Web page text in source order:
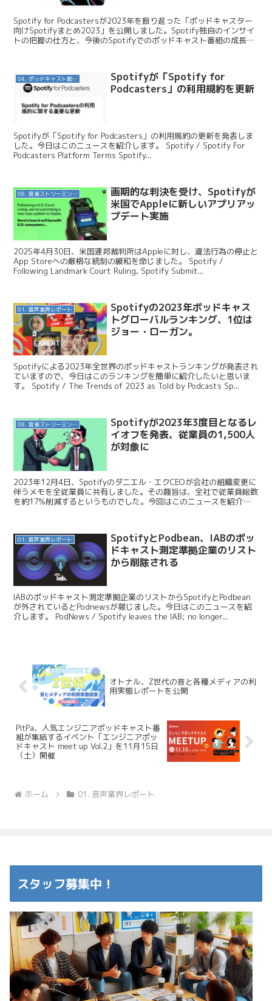
Spotify for Podcastersが2023年を振り返った「ポッドキャスター
向けSpotifyまとめ2023」を公開しました。Spotify独自のインサイ
トの把握の仕方と、今後のSpotifyでのポッドキャスト番組の成長を
04. ポッドキャスト配信・制作等
Spotifyが「Spotify for
Podcasters」の利用規約を更新
Spotifyが「Spotify for Podcasters」の利用規約の更新を発表しま
した。今日はこのニュースを紹介します。 Spotify / Spotify For
Podcasters Platform Terms Spotify...
08. 音楽ストリーミングサービス
画期的な判決を受け、Spotifyが
米国でAppleに新しいアプリアッ
プデート実施
2025年4月30日、米国連邦裁判所はAppleに対し、違法行為の停止と
App Storeへの厳格な統制の緩和を命じました。 Spotify /
Following Landmark Court Ruling, Spotify Submit...
01. 音声業界レポート
Spotifyの2023年ポッドキャス
トグローバルランキング、1位は
ジョー・ローガン。
Spotifyによる2023年全世界のポッドキャストランキングが発表され
ていますので、今日はこのランキングを簡単に紹介したいと思いま
す。 Spotify / The Trends of 2023 as Told by Podcasts Sp...
08. 音楽ストリーミングサービス
Spotifyが2023年3度目となるレ
イオフを発表、従業員の1,500人
が対象に
2023年12月4日、Spotifyのダニエル・エクCEOが会社の組織変更に
伴うメモを全従業員に共有しました。その趣旨は、全社で従業員総数
を約17%削減するというものでした。今回はこのニュースを紹介し
01. 音声業界レポート
SpotifyとPodbean、IABのポッ
ドキャスト測定準拠企業のリスト
から削除される
IABのポッドキャスト測定準拠企業のリストからSpotifyとPodbean
が外されているとPodnewsが報じました。今日はこのニュースを紹
介します。 PodNews / Spotify leaves the IAB; no longer...
オトナル、Z世代の音と各種メディアの利
用実態レポートを公開
PitPa、人気エンジニアポッドキャスト番
組が集結するイベント「エンジニアポッ
ドキャスト meet up Vol.2」を11月15日
（土）開催
ホーム 01. 音声業界レポート
スタッフ募集中！